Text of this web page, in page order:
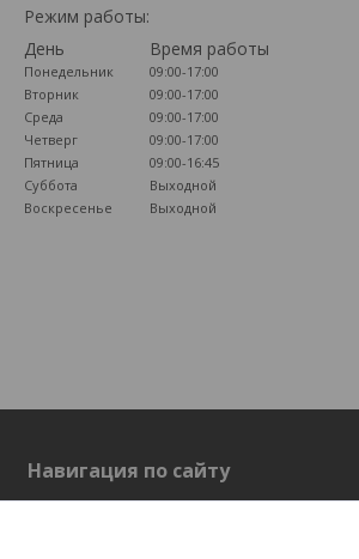
Режим работы:
День
Время работы
Понедельник
09:00-17:00
Вторник
09:00-17:00
Среда
09:00-17:00
Четверг
09:00-17:00
Пятница
09:00-16:45
Суббота
Выходной
Воскресенье
Выходной
Навигация по сайту